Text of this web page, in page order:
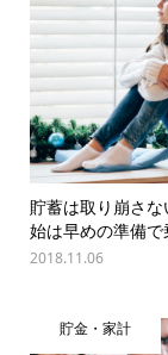
貯蓄は取り崩さ
始は早めの準備で
2018.11.06
貯金・家計